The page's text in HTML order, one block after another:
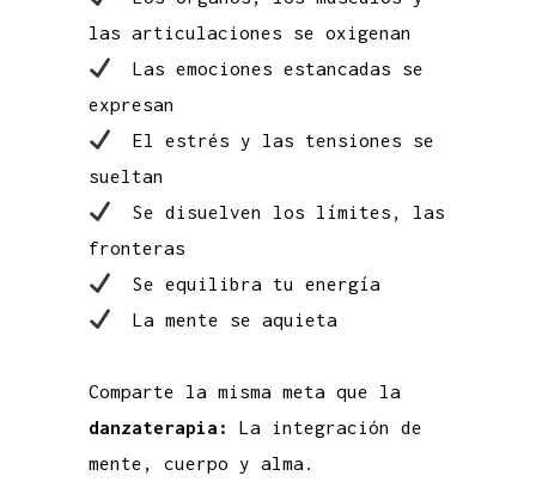
las articulaciones se oxigenan
Las emociones estancadas se
expresan
El estrés y las tensiones se
sueltan
Se disuelven los límites, las
fronteras
Se equilibra tu energía
La mente se aquieta
Comparte la misma meta que la
danzaterapia:
La integración de
mente, cuerpo y alma.